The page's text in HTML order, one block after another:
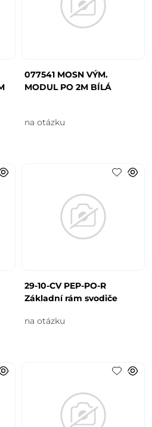
077541 MOSN VÝM.
MODUL PO 2M BÍLÁ
na otázku
29-10-CV PEP-PO-R
Základní rám svodiče
na otázku